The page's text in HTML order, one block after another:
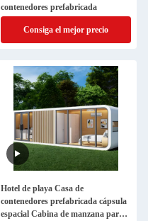
contenedores prefabricada
Consiga el mejor precio
Hotel de playa Casa de
contenedores prefabricada cápsula
espacial Cabina de manzana para